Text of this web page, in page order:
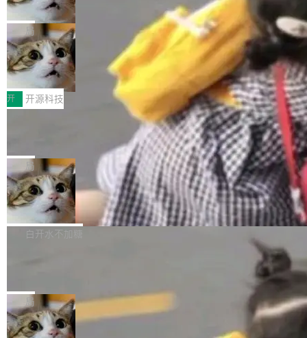
（<a href="https://bugzilla.mozilla.org/show_
bug.cgi?id=204...
orkers 跑了十年 Isolate。用 CEO Matthew Pri
nce 的话说：「我们一生都在用 Isolate 运行代
码，而 AI Agent 不需要容器，它们需要的是 Iso
late。」 容器为什么不合适 容器的问题在于启动
和销毁都太重了。一个 Agent 要执行的任务可能
只需要几毫秒的 CPU 时间，但容器从冷启动到
就绪要花数秒。如果未来有十...
诉讼，称“Apple is getting this wron
g”
上个月，苹果一纸诉状把 OpenAI 告上法庭，指
控其挖角苹果前员工并窃取商业秘密。苹果的诉
状把 OpenAI 描述成一个系统性地从前东家挖
人、套取机密信息的对手。 OpenAI 没发律师
函，也没选择庭外沉默。它在官网贴了一篇博
文，标题只有六个字：Apple is getting this wro
ng。 然后，它把邮件往来和 iMessage 聊天记
录全贴了出来。 他发错人了 苹果外部律师 Gabr
iel Gross 来自 Weil 律所，2 月 23 日下午 5:53
给 OpenAI 总法律顾问 Che Chang 发了封邮
件，附了一封长信，要求 OpenAI 配合调查前苹
果员工带走机密信...
局
HUAWEI MatePad Edge上架WorkBu
ddy鸿蒙PC版，说话就能干活的AI办公
搭子
全能AI工作台WorkBuddy鸿蒙PC版上架HUAWE
I MatePad Edge应用市场，直接下载即可使
用，与鸿蒙电脑上的体验一致。值得一提的是，
这是目前市面上唯一支持平板接入WorkBuddy P
C版的产品，搭载“人机双写”重磅功能——你写
你的，AI写AI的，同屏协作互不干扰。一句话让
AI帮你干活，现在开启全新体验！ 温馨提示：
体验WorkBuddy鸿蒙PC版前，请将 HUAWEI M
atePad Edge 升级至 HarmonyOS 6.1.0.135S
P9 patch03及以上版本。 *升级路径：设置 > 搜
开 开源科技
FFmpeg 9.0 发布：代号“Lei”，以此纪
全球知名开源多媒体框架 FFmpeg 今天正式发
布了 9.0 版本。这个版本除了带来新一代音视频
处理能力和硬件加速支持之外，还有一个特殊之
处：FFmpeg 9.0 的代号是“Lei”。 这个名字，
来自中国开发者雷霄骅（Lei Xiaohua）。 对于
很多中国音视频开发者而言，这个名字并不陌
“启蒙老师”。 而今年，恰好是雷霄骅离世十周
年。FFmpeg 社区最终选择用一个大版本的名
字，留下了这份纪念。 雷霄骅曾是中国传媒大学
局
亚马逊成本失控：AI 写代码烧掉 1215
万元，超预算 860%
外媒近日曝光了亚马逊的多份内部报告显示，AI
导致公司在多个项目上超支。《金融时报》报道
编写程序，目标是完成电商平台作者信息与商品
列表的数据匹配 —— 一项常规的数据处理任
务，最终却产生了 180 万美元的账单，实际支出
白开水不加糖
e CEO Clément Delangue 在 CNBC 的采访里
没有拐弯抹角。他说中国正在赢得 AI 竞赛，而
且按目前的速度，中国 AI 工具预计在今年底或
局
当 AI agent 把源码变成了最好的扩展系